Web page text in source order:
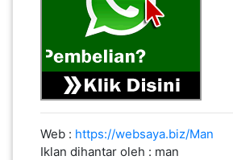
Web : https://websaya.biz/Man
Iklan dihantar oleh : man